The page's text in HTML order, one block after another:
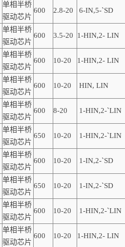
单相半桥
驱动芯片
600 2.8-20 6-IN,5-`SD
单相半桥
驱动芯片
600 3.5-20 1-HIN,2- LIN
单相半桥
驱动芯片
600 10-20 1-HIN,2- LIN
单相半桥
驱动芯片
600 10-20 HIN, LIN
单相半桥
驱动芯片
600 8-20 1-HIN,2-`LIN
单相半桥
驱动芯片
650 10-20 1-HIN,2-`LIN
单相半桥
驱动芯片
600 10-20 1-IN,2-`SD
单相半桥
驱动芯片
650 10-20 1-IN,2-`SD
单相半桥
驱动芯片
600 10-20 1-HIN,2-`LIN
单相半桥
驱动芯片
600 10-20 1-HIN,2- LIN